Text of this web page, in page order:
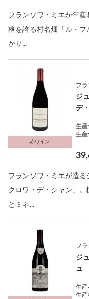
フランソワ・ミエが年
格を誇る村名畑「ル・フ
かり...
赤ワイン
フ
ジ
デ
生産
生産
フランソワ・ミエが造る
クロワ・デ・シャン」
とミネ...
フ
ジ
ュ
生産
生産